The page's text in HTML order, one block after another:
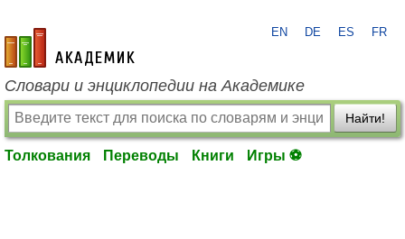
academic.ru
EN DE ES FR
Словари и энциклопедии на Академике
Найти!
Толкования Переводы Книги Игры ⚽